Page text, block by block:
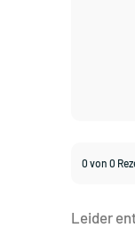
0 von 0
Leider